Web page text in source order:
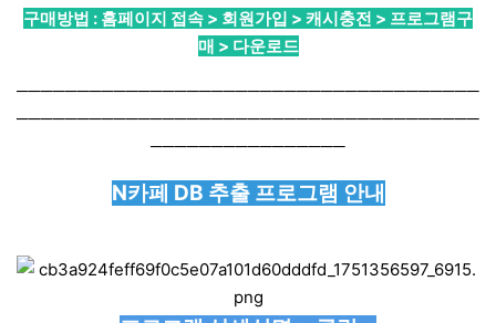
구매방법 : 홈페이지 접속 > 회원가입 > 캐시충전 > 프로그램구
매 > 다운로드
──────────────────────────────────────
──────────────────────────────────────
────────────────
N카페 DB 추출 프로그램 안내